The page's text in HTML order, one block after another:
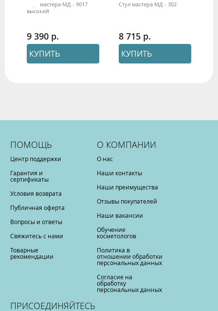
Стул мастера МД - 9017
высокий
9 390
КУПИТЬ
Стул мастера МД - 302
8 715
КУПИТЬ
ПОМОЩЬ
Центр поддержки
Гарантия и
сертификаты
Условия возврата
Публичная оферта
Вопросы и ответы
Свяжитесь с нами
Товарные
рекомендации
О КОМПАНИИ
О нас
Наши контакты
Наши преимущества
Отзывы покупателей
Наши вакансии
Обучение
косметологов
Политика в
отношении обработки
персональных данных
Согласие на
обработку
персональных данных
ПРИСОЕДИНЯЙТЕСЬ